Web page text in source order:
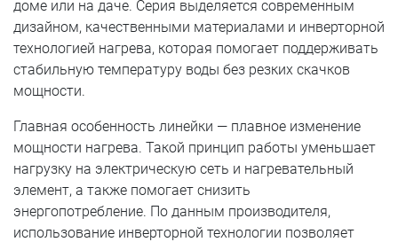
доме или на даче. Серия выделяется современным
дизайном, качественными материалами и инверторной
технологией нагрева, которая помогает поддерживать
стабильную температуру воды без резких скачков
мощности.
Главная особенность линейки — плавное изменение
мощности нагрева. Такой принцип работы уменьшает
нагрузку на электрическую сеть и нагревательный
элемент, а также помогает снизить
энергопотребление. По данным производителя,
использование инверторной технологии позволяет